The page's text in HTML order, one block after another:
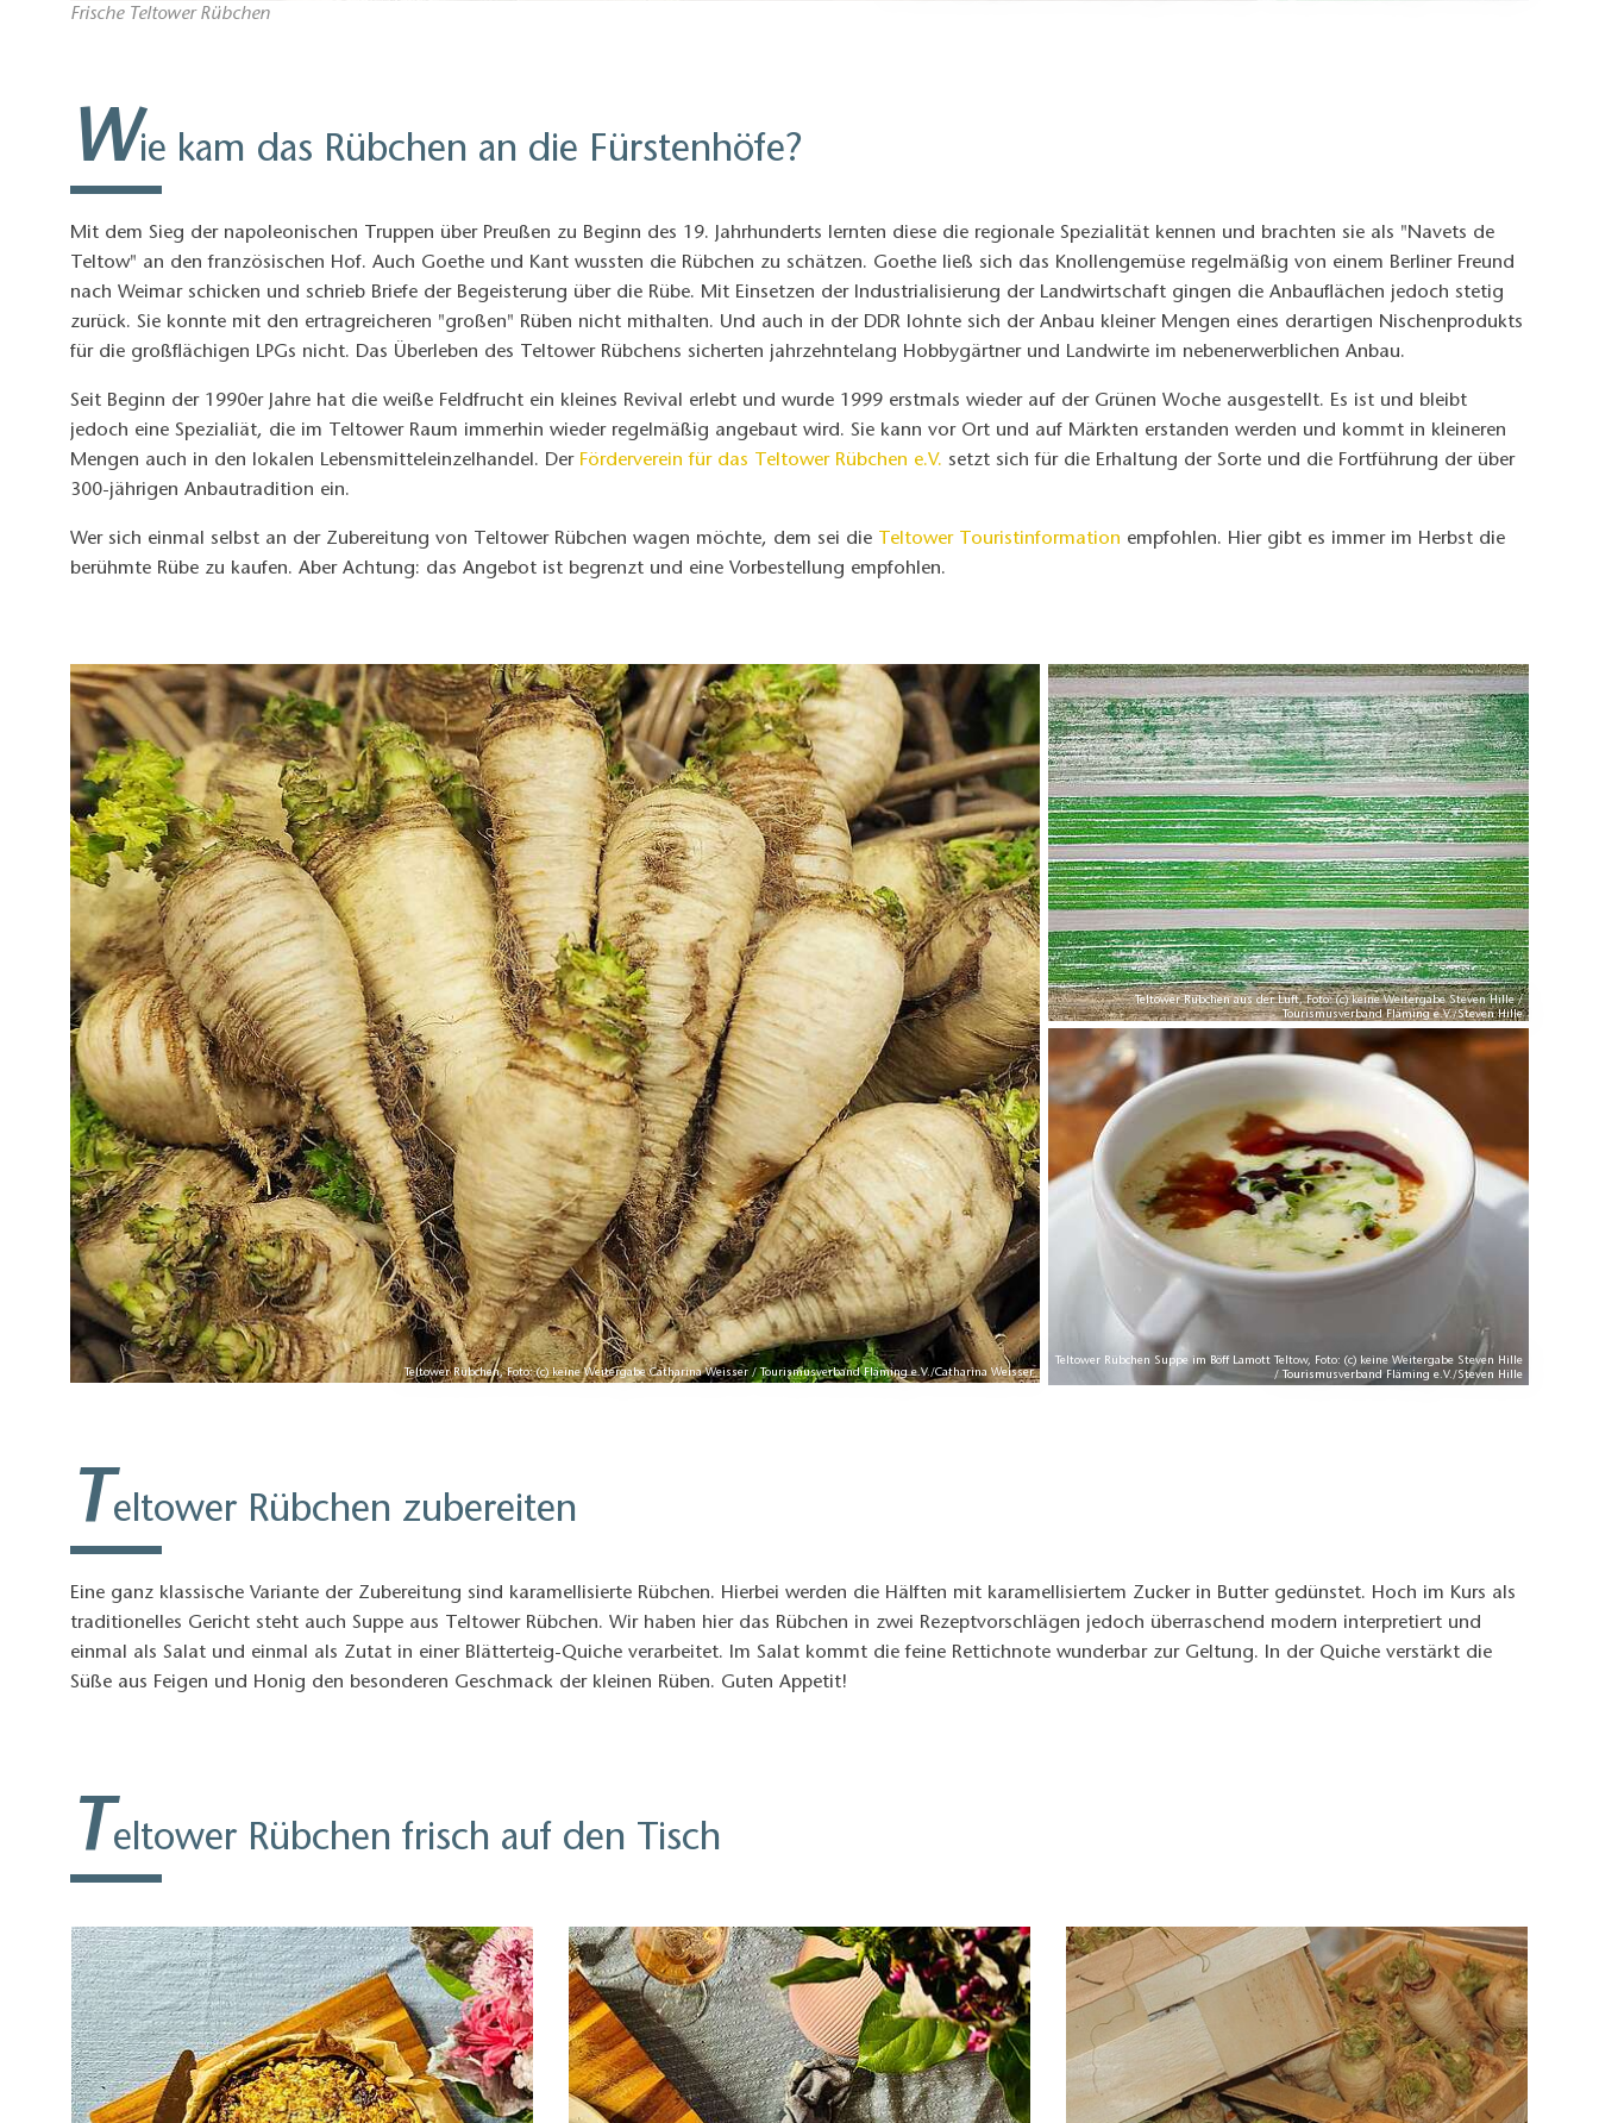
Frische Teltower Rübchen
Wie kam das Rübchen an die Fürstenhöfe?
Mit dem Sieg der napoleonischen Truppen über Preußen zu Beginn des 19. Jahrhunderts lernten diese die regionale Spezialität kennen und brachten sie als "Navets de
Teltow" an den französischen Hof. Auch Goethe und Kant wussten die Rübchen zu schätzen. Goethe ließ sich das Knollengemüse regelmäßig von einem Berliner Freund
nach Weimar schicken und schrieb Briefe der Begeisterung über die Rübe. Mit Einsetzen der Industrialisierung der Landwirtschaft gingen die Anbauflächen jedoch stetig
zurück. Sie konnte mit den ertragreicheren "großen" Rüben nicht mithalten. Und auch in der DDR lohnte sich der Anbau kleiner Mengen eines derartigen Nischenprodukts
für die großflächigen LPGs nicht. Das Überleben des Teltower Rübchens sicherten jahrzehntelang Hobbygärtner und Landwirte im nebenerwerblichen Anbau.
Seit Beginn der 1990er Jahre hat die weiße Feldfrucht ein kleines Revival erlebt und wurde 1999 erstmals wieder auf der Grünen Woche ausgestellt. Es ist und bleibt
jedoch eine Spezialiät, die im Teltower Raum immerhin wieder regelmäßig angebaut wird. Sie kann vor Ort und auf Märkten erstanden werden und kommt in kleineren
Mengen auch in den lokalen Lebensmitteleinzelhandel. Der Förderverein für das Teltower Rübchen e.V. setzt sich für die Erhaltung der Sorte und die Fortführung der über
300-jährigen Anbautradition ein.
Wer sich einmal selbst an der Zubereitung von Teltower Rübchen wagen möchte, dem sei die Teltower Touristinformation empfohlen. Hier gibt es immer im Herbst die
berühmte Rübe zu kaufen. Aber Achtung: das Angebot ist begrenzt und eine Vorbestellung empfohlen.
Teltower Rübchen, Foto: (c) keine Weitergabe Catharina Weisser / Tourismusverband Fläming e.V./Catharina Weisser
Teltower Rübchen aus der Luft, Foto: (c) keine Weitergabe Steven Hille /
Tourismusverband Fläming e.V./Steven Hille
Teltower Rübchen Suppe im Böff Lamott Teltow, Foto: (c) keine Weitergabe Steven Hille
/ Tourismusverband Fläming e.V./Steven Hille
T eltower Rübchen zubereiten
Eine ganz klassische Variante der Zubereitung sind karamellisierte Rübchen. Hierbei werden die Hälften mit karamellisiertem Zucker in Butter gedünstet. Hoch im Kurs als
traditionelles Gericht steht auch Suppe aus Teltower Rübchen. Wir haben hier das Rübchen in zwei Rezeptvorschlägen jedoch überraschend modern interpretiert und
einmal als Salat und einmal als Zutat in einer Blätterteig-Quiche verarbeitet. Im Salat kommt die feine Rettichnote wunderbar zur Geltung. In der Quiche verstärkt die
Süße aus Feigen und Honig den besonderen Geschmack der kleinen Rüben. Guten Appetit!
T eltower Rübchen frisch auf den Tisch